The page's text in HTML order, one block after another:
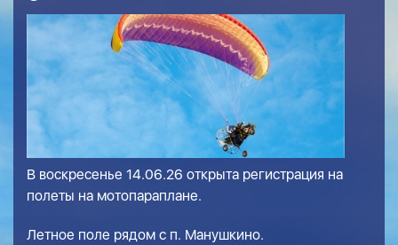
В воскресенье 14.06.26 открыта регистрация на
полеты на мотопараплане.
Летное поле рядом с п. Манушкино.